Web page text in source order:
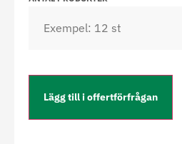
Lägg till i offertförfrågan